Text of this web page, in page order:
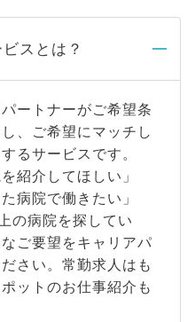
スとは？
ートナーがご希望条
、ご希望にマッチし
るサービスです。
紹介してほしい」
病院で働きたい」
の病院を探してい
ご要望をキャリアパ
さい。常勤求人はも
ットのお仕事紹介も